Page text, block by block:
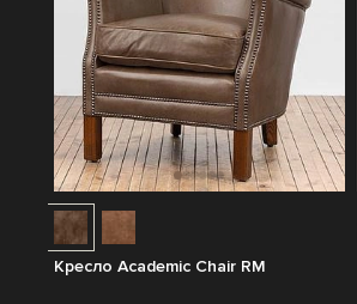
Кресло Academic Chair RM